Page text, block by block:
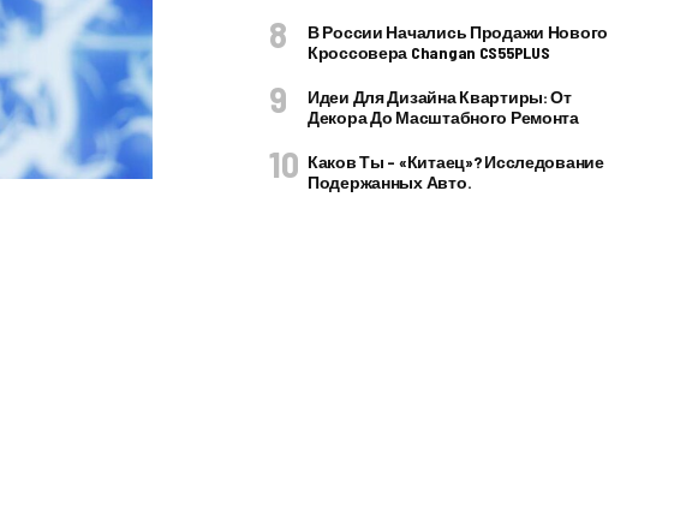
В России Начались Продажи Нового
Кроссовера Changan CS55PLUS
Идеи Для Дизайна Квартиры: От
Декора До Масштабного Ремонта
Каков Ты – «китаец»? Исследование
Подержанных Авто.